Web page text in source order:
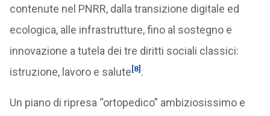
contenute nel PNRR, dalla transizione digitale ed
ecologica, alle infrastrutture, fino al sostegno e
innovazione a tutela dei tre diritti sociali classici:
istruzione, lavoro e salute[8] .
Un piano di ripresa “ortopedico” ambiziosissimo e